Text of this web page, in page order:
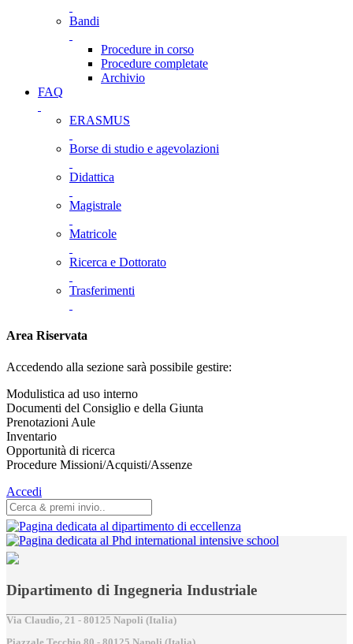
Bandi
Procedure in corso
Procedure completate
Archivio
FAQ
ERASMUS
Borse di studio e agevolazioni
Didattica
Magistrale
Matricole
Ricerca e Dottorato
Trasferimenti
Area Riservata
Accedendo alla sezione sarà possibile gestire:
Modulistica ad uso interno
Documenti del Consiglio e della Giunta
Prenotazioni Aule
Inventario
Opportunità di ricerca
Procedure Missioni/Acquisti/Assenze
Accedi
Dipartimento di Ingegneria Industriale
Via Claudio, 21 - 80125 Napoli (Italia)